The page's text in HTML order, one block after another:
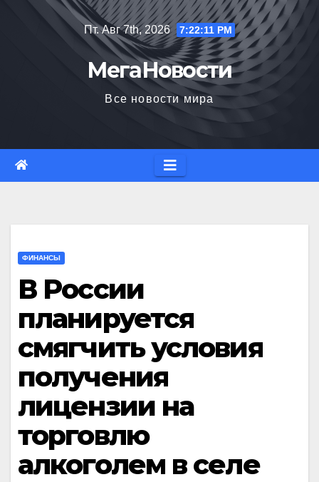
Пт. Авг 7th, 2026 7:22:12 PM
МегаНовости
Все новости мира
ФИНАНСЫ
В России
планируется
смягчить условия
получения
лицензии на
торговлю
алкоголем в селе